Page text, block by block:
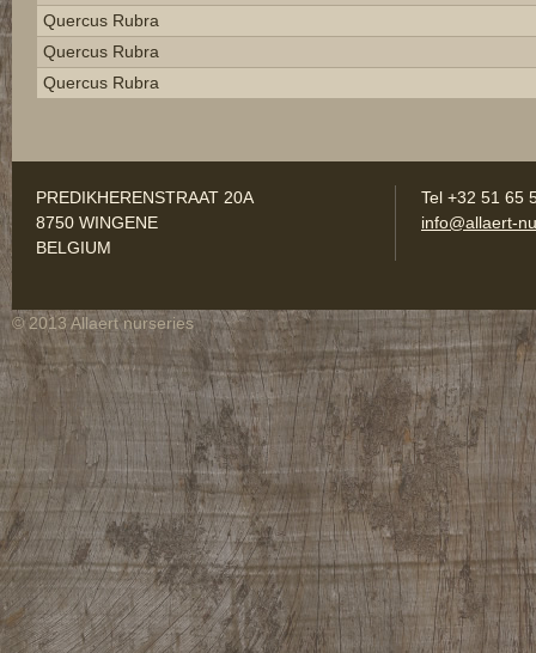
Quercus Rubra
Quercus Rubra
Quercus Rubra
PREDIKHERENSTRAAT 20A
8750 WINGENE
BELGIUM
Tel +32 51 65
info@allaert-
© 2013 Allaert nurseries